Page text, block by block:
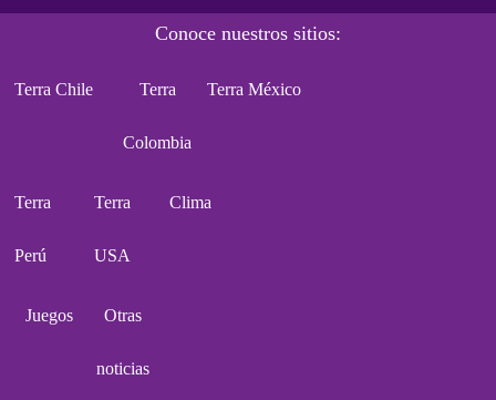
Conoce nuestros sitios:
Terra Chile Terra
Colombia
Terra México
Terra
Perú
Terra
USA
Clima
Juegos Otras
noticias